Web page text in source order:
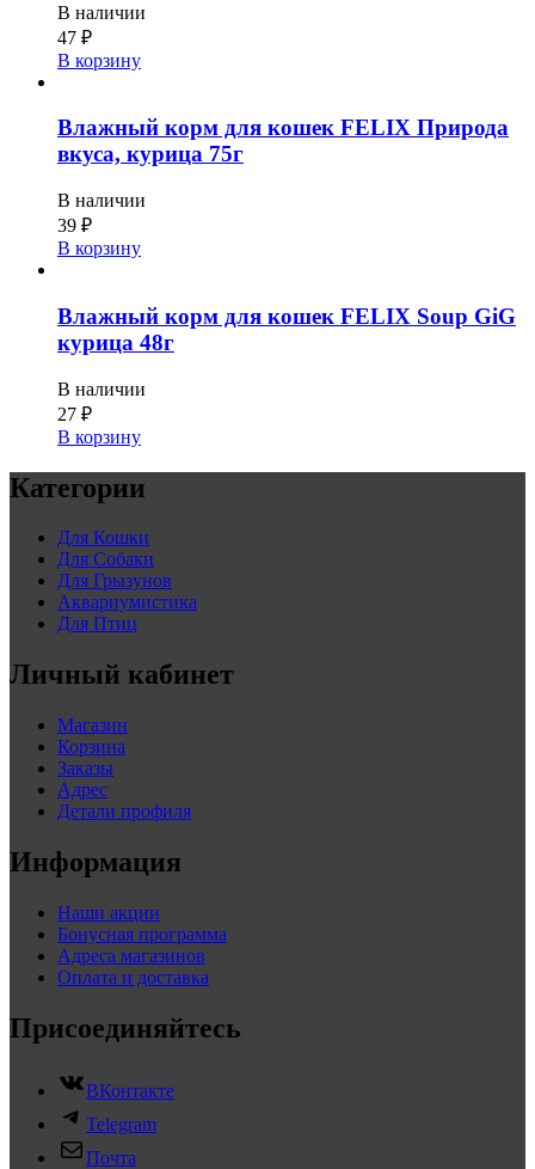
В наличии
47 ₽
В корзину
Влажный корм для кошек FELIX Природа
вкуса, курица 75г
В наличии
39 ₽
В корзину
Влажный корм для кошек FELIX Soup GiG
курица 48г
В наличии
27 ₽
В корзину
Категории
Для Кошки
Для Собаки
Для Грызунов
Аквариумистика
Для Птиц
Личный кабинет
Магазин
Корзина
Заказы
Адрес
Детали профиля
Информация
Наши акции
Бонусная программа
Адреса магазинов
Оплата и доставка
Присоединяйтесь
ВКонтакте
Telegram
Почта